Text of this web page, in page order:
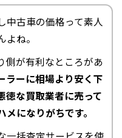
中古車の価格って素人
ね。
側が有利なところがあ
ラーに相場より安く下
徳な買取業者に売って
メになりがちです。